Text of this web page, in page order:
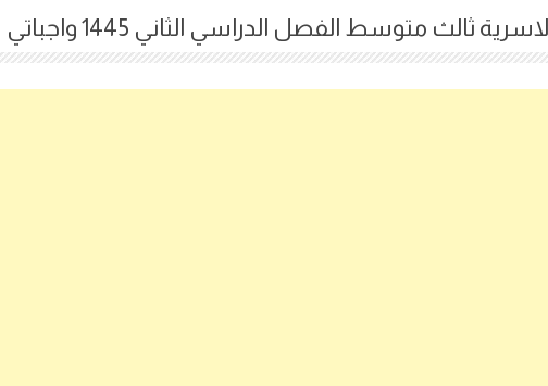
ثالث متوسط الفصل الدراسي الثاني 1445 واجباتي